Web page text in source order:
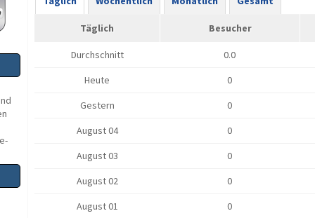
Täglich Besucher
Durchschnitt
0.0
Heute
0
Gestern
0
August 04
0
August 03
0
August 02
0
August 01
0